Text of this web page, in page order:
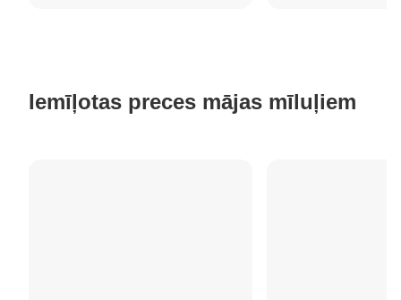
Iemīļotas preces mājas mīluļiem